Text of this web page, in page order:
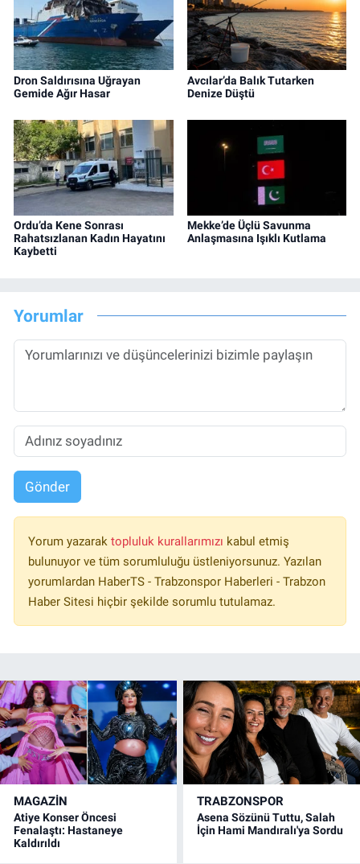
Dron Saldırısına Uğrayan
Gemide Ağır Hasar
Avcılar’da Balık Tutarken
Denize Düştü
Ordu’da Kene Sonrası
Rahatsızlanan Kadın Hayatını
Kaybetti
Mekke’de Üçlü Savunma
Anlaşmasına Işıklı Kutlama
Yorumlar
Gönder
Yorum yazarak topluluk kurallarımızı kabul etmiş
bulunuyor ve tüm sorumluluğu üstleniyorsunuz. Yazılan
yorumlardan HaberTS - Trabzonspor Haberleri - Trabzon
Haber Sitesi hiçbir şekilde sorumlu tutulamaz.
MAGAZİN
Atiye Konser Öncesi
Fenalaştı: Hastaneye
Kaldırıldı
TRABZONSPOR
Asena Sözünü Tuttu, Salah
İçin Hami Mandıralı'ya Sordu